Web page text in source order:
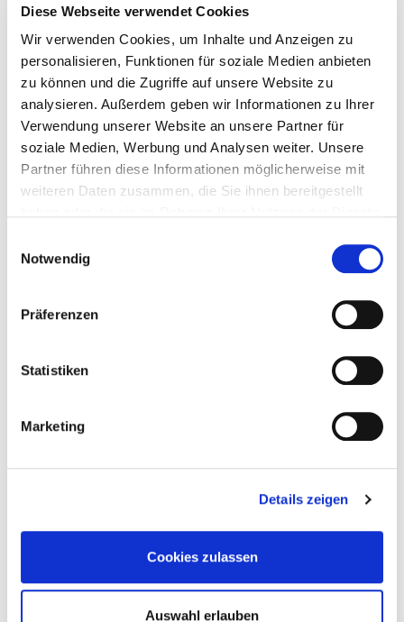
Diese Webseite verwendet Cookies
Wir verwenden Cookies, um Inhalte und Anzeigen zu
personalisieren, Funktionen für soziale Medien anbieten
zu können und die Zugriffe auf unsere Website zu
analysieren. Außerdem geben wir Informationen zu Ihrer
Verwendung unserer Website an unsere Partner für
soziale Medien, Werbung und Analysen weiter. Unsere
Partner führen diese Informationen möglicherweise mit
weiteren Daten zusammen, die Sie ihnen bereitgestellt
Notwendig
Präferenzen
Statistiken
Marketing
Details zeigen
Cookies zulassen
Auswahl erlauben
http://www.skischule-lueneburg.de/ferien-familie-
norwegen.html
Viele Infos sowie weitere Bilder und Filme aus den
vergangenen Jahren können beiFacebook
angeschaut werden.
Verfasst von
Kategorie
Abgelegt unter
Outdoor / Sport / Freizeit